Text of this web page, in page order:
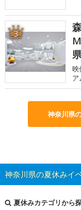
3
映
ア
神奈川県
神奈川県の夏休みイ
夏休みカテゴリから